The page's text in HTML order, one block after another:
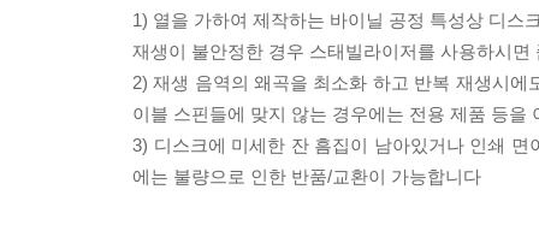
1) 열을 가하여 제작하는 바이닐 공정 특성상 디스
재생이 불안정한 경우 스태빌라이저를 사용하시
2) 재생 음역의 왜곡을 최소화 하고 반복 재생시
이블 스핀들에 맞지 않는 경우에는 전용 제품 등
3) 디스크에 미세한 잔 흠집이 남아있거나 인쇄
에는 불량으로 인한 반품/교환이 가능합니다